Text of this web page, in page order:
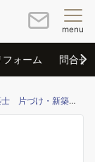
menu
フォーム 問合せ
のご相談はリブラクまで